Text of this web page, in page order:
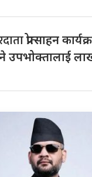
प्रोत्साहन
उपभोक्तालाई